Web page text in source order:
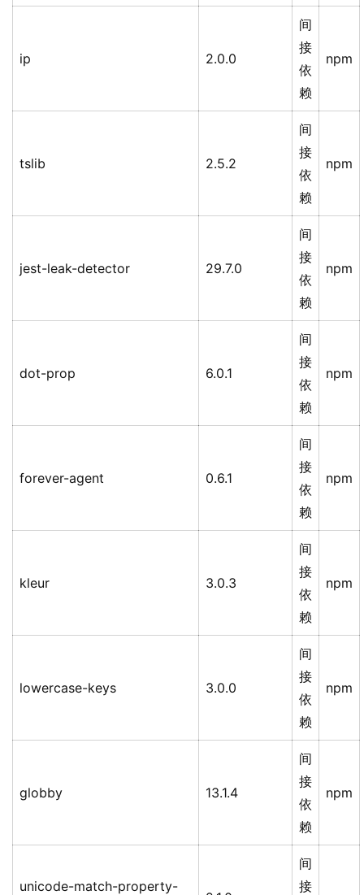
ip 2.0.0
间
接
依
赖
npm
tslib 2.5.2
间
接
依
赖
npm
jest-leak-detector 29.7.0
间
接
依
赖
npm
dot-prop 6.0.1
间
接
依
赖
npm
forever-agent 0.6.1
间
接
依
赖
npm
kleur 3.0.3
间
接
依
赖
npm
lowercase-keys 3.0.0
间
接
依
赖
npm
globby 13.1.4
间
接
依
赖
npm
unicode-match-property-
间
接